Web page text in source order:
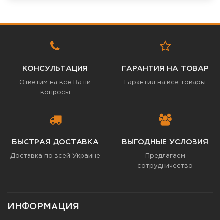
КОНСУЛЬТАЦИЯ
Ответим на все Ваши
вопросы
ГАРАНТИЯ НА ТОВАР
Гарантия на все товары
БЫСТРАЯ ДОСТАВКА
Доставка по всей Украине
ВЫГОДНЫЕ УСЛОВИЯ
Предлагаем
сотрудничество
ИНФОРМАЦИЯ